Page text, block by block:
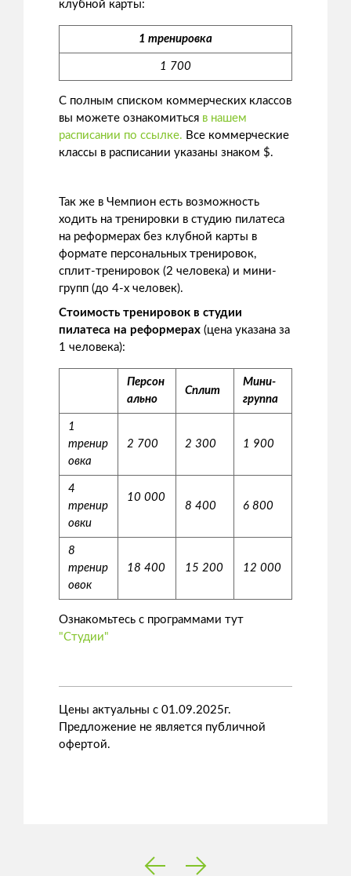
клубной карты:
1 тренировка
1 700
С полным списком коммерческих классов
вы можете ознакомиться в нашем
расписании по ссылке. Все коммерческие
классы в расписании указаны знаком $.
Так же в Чемпион есть возможность
ходить на тренировки в студию пилатеса
на реформерах без клубной карты в
формате персональных тренировок,
сплит-тренировок (2 человека) и мини-
групп (до 4-х человек).
Стоимость тренировок в студии
пилатеса на реформерах (цена указана за
1 человека):
Персон
ально
Сплит
Мини-
группа
1
тренир
овка
2 700 2 300 1 900
4
тренир
овки
10 000
8 400 6 800
8
тренир
овок
18 400 15 200 12 000
Ознакомьтесь с программами тут
"Студии"
Цены актуальны с 01.09.2025г.
Предложение не является публичной
офертой.